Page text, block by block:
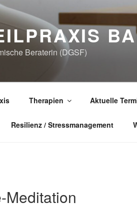
Beraterin (DGSF)
Therapien Aktuelle
Resilienz / Stressmanagement
Meditation